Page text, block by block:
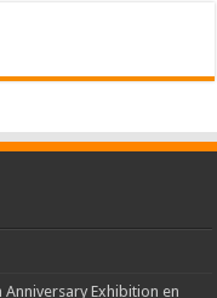
Exhibition en